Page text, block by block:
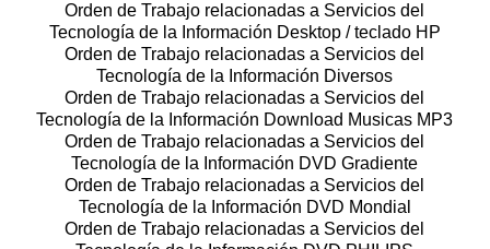
Orden de Trabajo relacionadas a Servicios del
Tecnología de la Información Desktop / teclado HP
Orden de Trabajo relacionadas a Servicios del
Tecnología de la Información Diversos
Orden de Trabajo relacionadas a Servicios del
Tecnología de la Información Download Musicas MP3
Orden de Trabajo relacionadas a Servicios del
Tecnología de la Información DVD Gradiente
Orden de Trabajo relacionadas a Servicios del
Tecnología de la Información DVD Mondial
Orden de Trabajo relacionadas a Servicios del